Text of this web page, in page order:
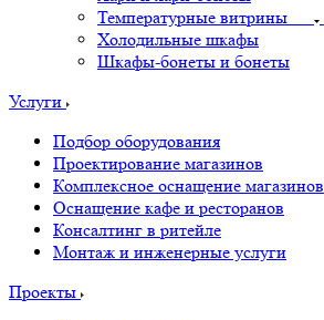
Температурные витрины
Холодильные шкафы
Шкафы-бонеты и бонеты
Услуги
Подбор оборудования
Проектирование магазинов
Комплексное оснащение магазинов
Оснащение кафе и ресторанов
Консалтинг в ритейле
Монтаж и инженерные услуги
Проекты